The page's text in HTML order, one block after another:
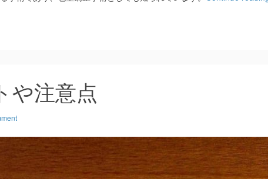
や注意点